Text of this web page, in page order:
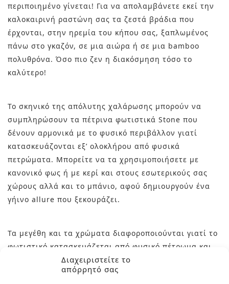
Διαχειριστείτε το
απόρρητό σας
περιποιημένο γίνεται! Για να απολαμβάνετε εκεί την
καλοκαιρινή ραστώνη σας τα ζεστά βράδια που
έρχονται, στην ηρεμία του κήπου σας, ξαπλωμένος
πάνω στο γκαζόν, σε μια αιώρα ή σε μια bamboo
πολυθρόνα. Όσο πιο ζεν η διακόσμηση τόσο το
καλύτερο!
Το σκηνικό της απόλυτης χαλάρωσης μπορούν να
συμπληρώσουν τα πέτρινα φωτιστικά Stone που
δένουν αρμονικά με το φυσικό περιβάλλον γιατί
κατασκευάζονται εξ’ ολοκλήρου από φυσικά
πετρώματα. Μπορείτε να τα χρησιμοποιήσετε με
κανονικό φως ή με κερί και στους εσωτερικούς σας
χώρους αλλά και το μπάνιο, αφού δημιουργούν ένα
γήινο allure που ξεκουράζει.
Τα μεγέθη και τα χρώματα διαφοροποιούνται γιατί το
φωτιστικό κατασκευάζεται από φυσικό πέτρωμα και
ως εκ τούτου κανένα δεν είναι απολύτως ίδιο με